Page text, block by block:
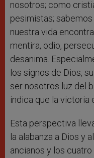
nosotros; como
pesimistas;
nuestra vida
mentira, odio,
desanima.
los signos de Dios,
ser nosotros luz del
indica que la victoria
Esta perspectiva
la alabanza a Dios y
ancianos y los